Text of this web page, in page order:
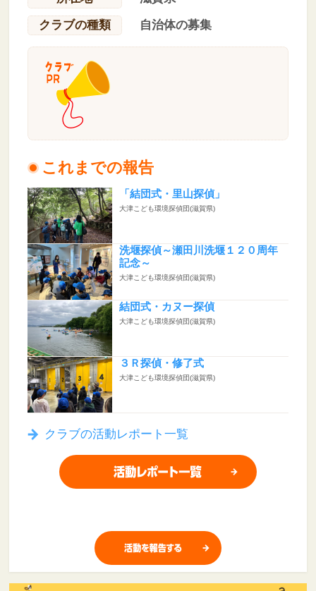
クラブの種類
自治体の募集
これまでの報告
「結団式・里山探偵」
大津こども環境探偵団(滋賀県)
洗堰探偵～瀬田川洗堰１２０周年
記念～
大津こども環境探偵団(滋賀県)
結団式・カヌー探偵
大津こども環境探偵団(滋賀県)
３Ｒ探偵・修了式
大津こども環境探偵団(滋賀県)
クラブの活動レポート一覧